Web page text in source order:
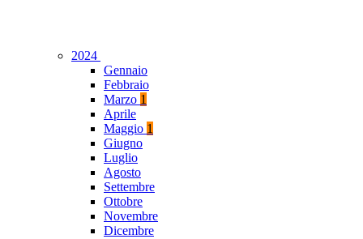
2024
Gennaio
Febbraio
Marzo 1
Aprile
Maggio 1
Giugno
Luglio
Agosto
Settembre
Ottobre
Novembre
Dicembre